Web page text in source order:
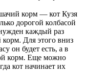
корм — кот Кузя
дорогой колбасой
каждый раз
корм. Для этого вниз
он будет есть, а в
корм. Еще можно
кот начинает их